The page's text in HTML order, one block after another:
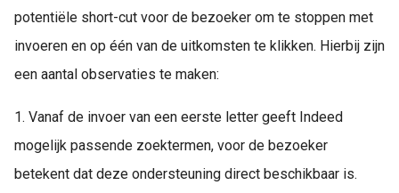
potentiële short-cut voor de bezoeker om te stoppen met
invoeren en op één van de uitkomsten te klikken. Hierbij zijn
een aantal observaties te maken:
1. Vanaf de invoer van een eerste letter geeft Indeed
mogelijk passende zoektermen, voor de bezoeker
betekent dat deze ondersteuning direct beschikbaar is.